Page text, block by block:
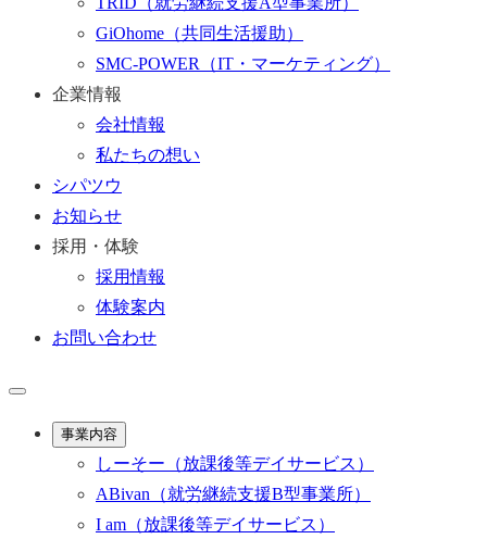
GiOhome （共同生活援助）
SMC-POWER
（IT・マーケティング）
企業情報
会社情報
私たちの想い
シパツウ
お知らせ
採用・体験
採用情報
体験案内
お問い合わせ
事業内容
しーそー （放課後等デイサービス）
ABivan （就労継続支援B型事業所）
I am （放課後等デイサービス）